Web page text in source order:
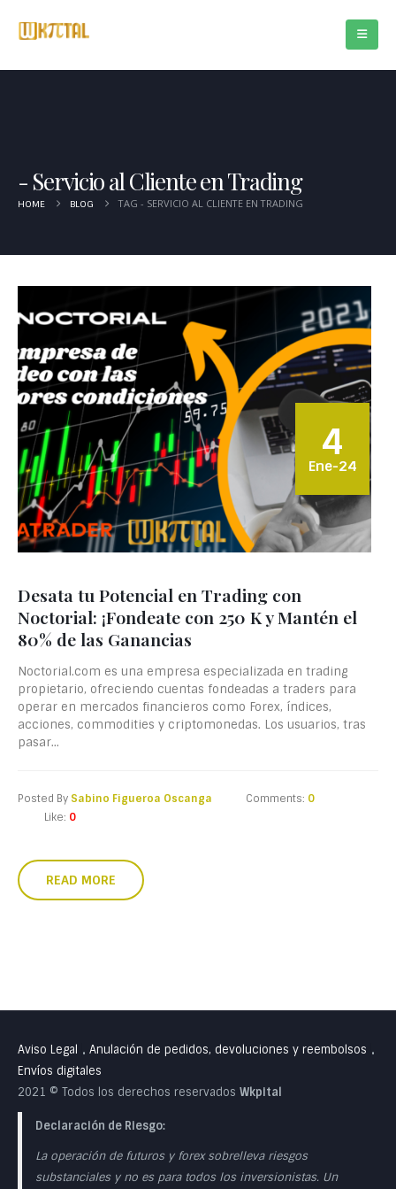
Servicio al Cliente en Trading
HOME BLOG TAG - SERVICIO AL CLIENTE EN TRADING
4
Ene-24
Desata tu Potencial en Trading con
Noctorial: ¡Fondeate con 250 K y Mantén el
80% de las Ganancias
Noctorial.com es una empresa especializada en trading
propietario, ofreciendo cuentas fondeadas a traders para
operar en mercados financieros como Forex, índices,
acciones, commodities y criptomonedas. Los usuarios, tras
pasar...
Posted By Sabino Figueroa Oscanga Comments: 0
Like: 0
READ MORE
Aviso Legal • Anulación de pedidos, devoluciones y reembolsos •
Envíos digitales
2021 © Todos los derechos reservados Wkpital
Declaración de Riesgo:
La operación de futuros y forex sobrelleva riesgos
substanciales y no es para todos los inversionistas. Un